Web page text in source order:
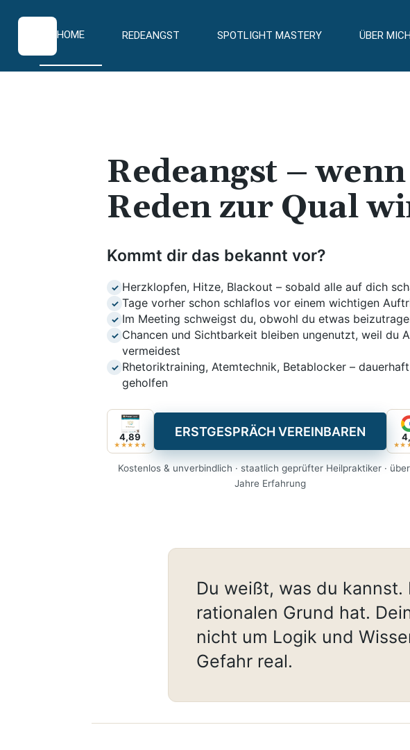
HOME REDEANGST SPOTLIGHT MASTERY ÜBER MICH
Redeangst – wenn
Reden zur Qual
Kommt dir das bekannt vor?
✓ Herzklopfen, Hitze, Blackout – sobald alle auf dich
✓ Tage vorher schon schlaflos vor einem wichtigen
✓ Im Meeting schweigst du, obwohl du etwas
✓ Chancen und Sichtbarkeit bleiben ungenutzt, weil du
vermeidest
✓ Rhetoriktraining, Atemtechnik, Betablocker –
geholfen
4,89
★★★★★
ERSTGESPRÄCH VEREINBAREN
Kostenlos & unverbindlich · staatlich geprüfter Heilpraktiker ·
Jahre Erfahrung
Du weißt, was du
rationalen Grund hat.
nicht um Logik und
Gefahr real.